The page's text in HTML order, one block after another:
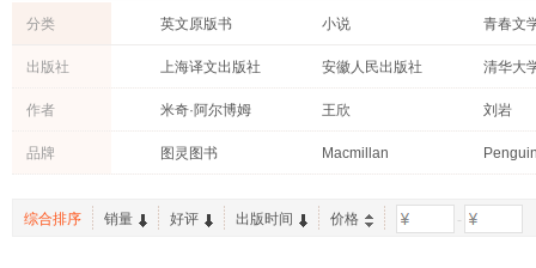
分类 英文原版书 小说
青春文
管理
计算机/网络
投资理
政治/军事
古籍
中小学
出版社 上海译文出版社 安徽人民出版社
清华大
浙江人民出版社
重庆出版社
机械工
作者 米奇·阿尔博姆 王欣 刘岩
品牌 图灵图书 Macmillan
综合排序 销量 好评 出版时间 价格 -